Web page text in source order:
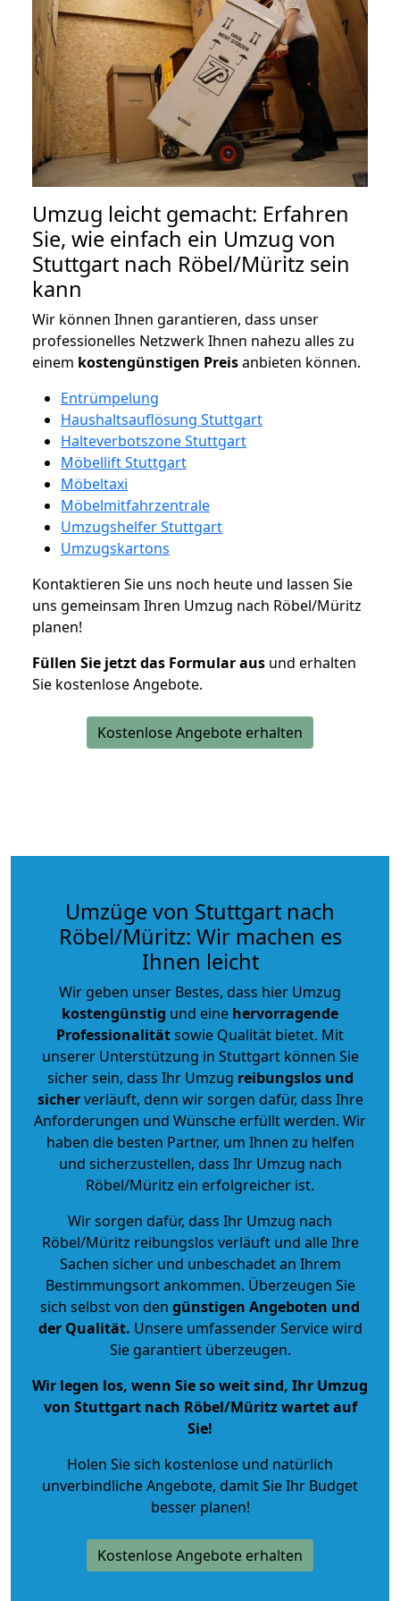
Umzug leicht gemacht: Erfahren
Sie, wie einfach ein Umzug von
Stuttgart nach Röbel/Müritz sein
kann
Wir können Ihnen garantieren, dass unser
professionelles Netzwerk Ihnen nahezu alles zu
einem kostengünstigen Preisanbieten können.
Entrümpelung
Haushaltsauflösung Stuttgart
Halteverbotszone Stuttgart
Möbellift Stuttgart
Möbeltaxi
Möbelmitfahrzentrale
Umzugshelfer Stuttgart
Umzugskartons
Kontaktieren Sie uns noch heute und lassen Sie
uns gemeinsam Ihren Umzug nach Röbel/Müritz
planen!
Füllen Sie jetzt das Formular aus und erhalten
Sie kostenlose Angebote.
Kostenlose Angebote erhalten
Umzüge von Stuttgart nach
Röbel/Müritz: Wir machen es
Ihnen leicht
Wir geben unser Bestes, dass hier Umzug
kostengünstig und eine hervorragende
Professionalitätsowie Qualität bietet. Mit
unserer Unterstützung in Stuttgart können Sie
sicher sein, dass Ihr Umzug reibungslos und
sicherverläuft, denn wir sorgen dafür, dass Ihre
Anforderungen und Wünsche erfüllt werden. Wir
haben die besten Partner, um Ihnen zu helfen
und sicherzustellen, dass Ihr Umzug nach
Röbel/Müritz ein erfolgreicher ist.
Wir sorgen dafür, dass Ihr Umzug nach
Röbel/Müritz reibungslos verläuft und alle Ihre
Sachen sicher und unbeschadet an Ihrem
Bestimmungsort ankommen. Überzeugen Sie
sich selbst von den günstigen Angeboten und
der Qualität. Unsere umfassender Service wird
Sie garantiert überzeugen.
Wir legen los, wenn Sie so weit sind, Ihr Umzug
von Stuttgart nach Röbel/Müritz wartet auf
Sie!
Holen Sie sich kostenlose und natürlich
unverbindliche Angebote, damit Sie Ihr Budget
besser planen!
Kostenlose Angebote erhalten